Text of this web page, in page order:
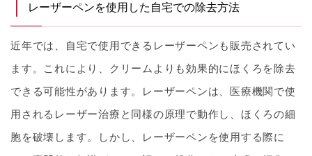
レーザーペンを使用した自宅での除去方法
近年では、自宅で使用できるレーザーペンも販売されてい
ます。これにより、クリームよりも効果的にほくろを除去
できる可能性があります。レーザーペンは、医療機関で使
用されるレーザー治療と同様の原理で動作し、ほくろの細
胞を破壊します。しかし、レーザーペンを使用する際に